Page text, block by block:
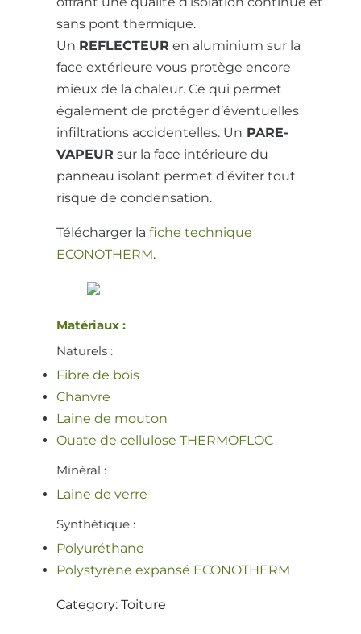
sans pont thermique.
Un REFLECTEUR en aluminium sur la
face extérieure vous protège encore
mieux de la chaleur. Ce qui permet
également de protéger d’éventuelles
infiltrations accidentelles. Un PARE-
VAPEUR sur la face intérieure du
panneau isolant permet d’éviter tout
risque de condensation.
Télécharger la fiche technique
ECONOTHERM.
Matériaux :
Naturels :
Fibre de bois
Chanvre
Laine de mouton
Ouate de cellulose THERMOFLOC
Minéral :
Laine de verre
Synthétique :
Polyuréthane
Polystyrène expansé ECONOTHERM
Category: Toiture